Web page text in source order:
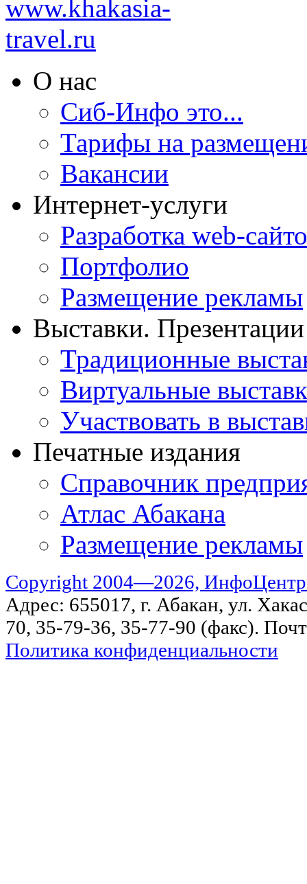
О нас
Сиб-Инфо это...
Тарифы на
Вакансии
Интернет-услуги
Разработка web-
Портфолио
Размещение рекламы
Выставки. Презентации
Традиционные
Виртуальные
Участвовать в
Печатные издания
Справочник
Атлас Абакана
Размещение рекламы
Copyright 2004—2026,
Адрес: 655017, г. Абакан, ул.
70, 35-79-36, 35-77-90 (факс).
Политика конфиденциальности